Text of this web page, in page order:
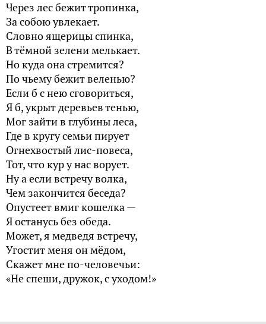
Через лес бежит тропинка,
За собою увлекает.
Словно ящерицы спинка,
В тёмной зелени мелькает.
Но куда она стремится?
По чьему бежит веленью?
Если б с нею сговориться,
Я б, укрыт деревьев тенью,
Мог зайти в глубины леса,
Где в кругу семьи пирует
Огнехвостый лис-повеса,
Тот, что кур у нас ворует.
Ну а если встречу волка,
Чем закончится беседа?
Опустеет вмиг кошелка —
Я останусь без обеда.
Может, я медведя встречу,
Угостит меня он мёдом,
Скажет мне по-человечьи:
«Не спеши, дружок, с уходом!»